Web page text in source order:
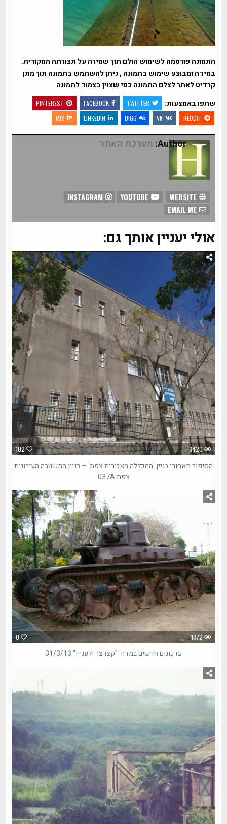
התמונה פורסמה לשימוש הולם תוך שמירה על תצורתה המקורית.
במידה ומבוצע שימוש בתמונה , ניתן להשתמש בתמונה תוך מתן
קרדיט לאתר לצלם התמונה כפי שצוין בצמוד לתמונה
שתפו באמצעות:
TWITTER
FACEBOOK
PINTEREST
REDDIT
VK
DIGG
LINKEDIN
MIX
Author: מערכת האתר
INSTAGRAM
אולי יעניין אותך גם:
102 3420
הסיפור מאחורי בניין 'המכללה האזורית צפת' – בניין המשטרה העירונית
צפת 037A
0 1872
עדכונים חדשים במדור "קצרצר ולעניין" 31/3/13